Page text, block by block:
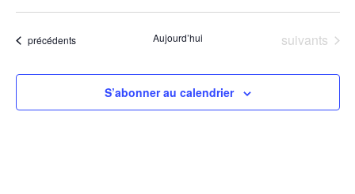
une
Évènements
précédents Aujourd’hui Évènements
suivants
S’abonner au calendrier